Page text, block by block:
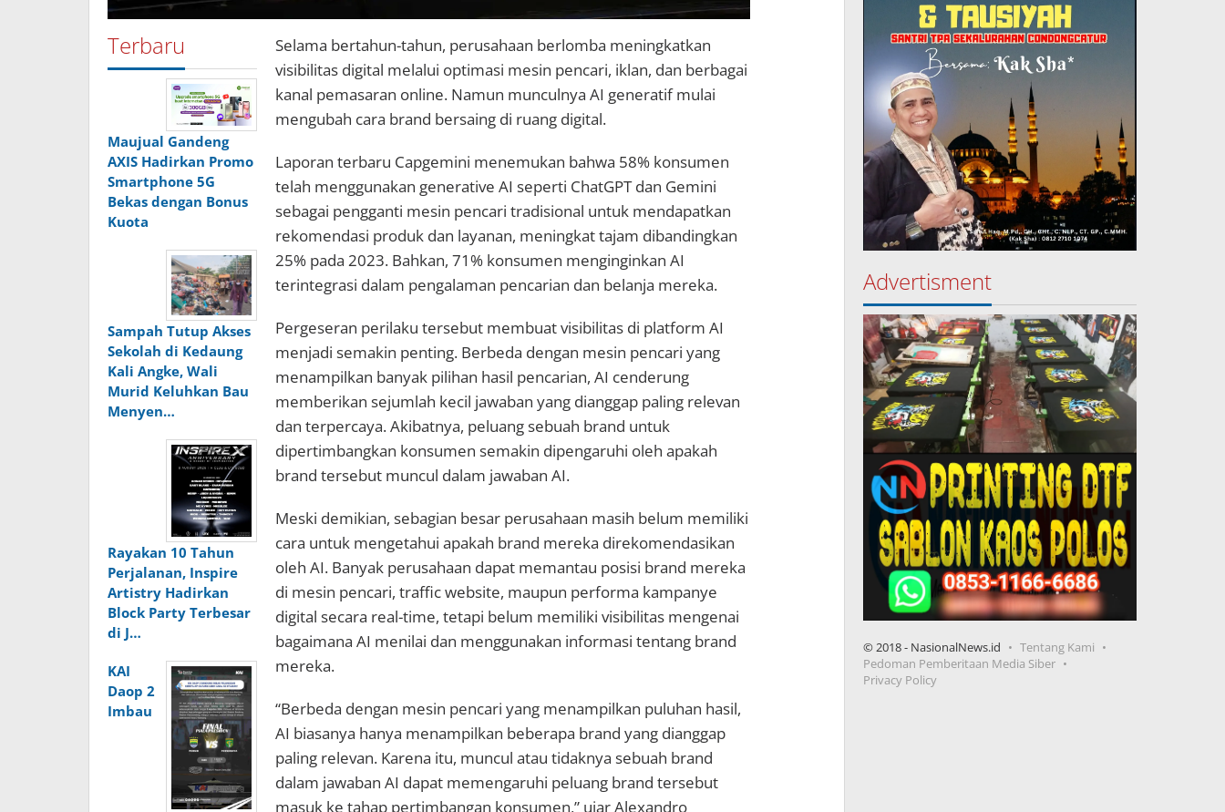
Terbaru
Maujual Gandeng
AXIS Hadirkan Promo
Smartphone 5G
Bekas dengan Bonus
Kuota
Sampah Tutup Akses
Sekolah di Kedaung
Kali Angke, Wali
Murid Keluhkan Bau
Menyen…
Rayakan 10 Tahun
Perjalanan, Inspire
Artistry Hadirkan
Block Party Terbesar
di J…
KAI
Daop 2
Imbau
Selama bertahun-tahun, perusahaan berlomba meningkatkan
visibilitas digital melalui optimasi mesin pencari, iklan, dan berbagai
kanal pemasaran online. Namun munculnya AI generatif mulai
mengubah cara brand bersaing di ruang digital.
Laporan terbaru Capgemini menemukan bahwa 58% konsumen
telah menggunakan generative AI seperti ChatGPT dan Gemini
sebagai pengganti mesin pencari tradisional untuk mendapatkan
rekomendasi produk dan layanan, meningkat tajam dibandingkan
25% pada 2023. Bahkan, 71% konsumen menginginkan AI
terintegrasi dalam pengalaman pencarian dan belanja mereka.
Pergeseran perilaku tersebut membuat visibilitas di platform AI
menjadi semakin penting. Berbeda dengan mesin pencari yang
menampilkan banyak pilihan hasil pencarian, AI cenderung
memberikan sejumlah kecil jawaban yang dianggap paling relevan
dan terpercaya. Akibatnya, peluang sebuah brand untuk
dipertimbangkan konsumen semakin dipengaruhi oleh apakah
brand tersebut muncul dalam jawaban AI.
Meski demikian, sebagian besar perusahaan masih belum memiliki
cara untuk mengetahui apakah brand mereka direkomendasikan
oleh AI. Banyak perusahaan dapat memantau posisi brand mereka
di mesin pencari, traffic website, maupun performa kampanye
digital secara real-time, tetapi belum memiliki visibilitas mengenai
bagaimana AI menilai dan menggunakan informasi tentang brand
mereka.
“Berbeda dengan mesin pencari yang menampilkan puluhan hasil,
AI biasanya hanya menampilkan beberapa brand yang dianggap
paling relevan. Karena itu, muncul atau tidaknya sebuah brand
dalam jawaban AI dapat memengaruhi peluang brand tersebut
masuk ke tahap pertimbangan konsumen,” ujar Alexandro
Advertisment
© 2018 - NasionalNews.id
Tentang Kami
Pedoman Pemberitaan Media Siber
Privacy Policy